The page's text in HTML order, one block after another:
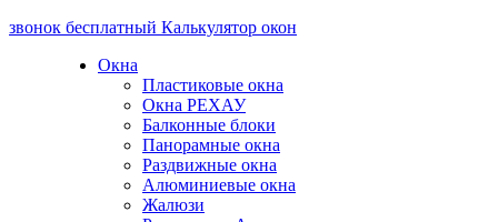
звонок бесплатный Калькулятор окон
Окна
Пластиковые окна
Окна РЕХАУ
Балконные блоки
Панорамные окна
Раздвижные окна
Алюминиевые окна
Жалюзи